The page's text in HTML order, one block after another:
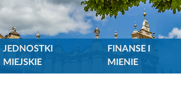
JEDNOSTKI
MIEJSKIE
FINANSE I
MIENIE